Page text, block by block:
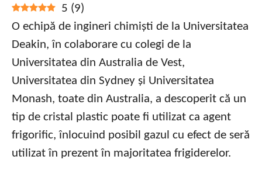
5 (9)
O echipă de ingineri chimiști de la Universitatea
Deakin, în colaborare cu colegi de la
Universitatea din Australia de Vest,
Universitatea din Sydney și Universitatea
Monash, toate din Australia, a descoperit că un
tip de cristal plastic poate fi utilizat ca agent
frigorific, înlocuind posibil gazul cu efect de seră
utilizat în prezent în majoritatea frigiderelor.